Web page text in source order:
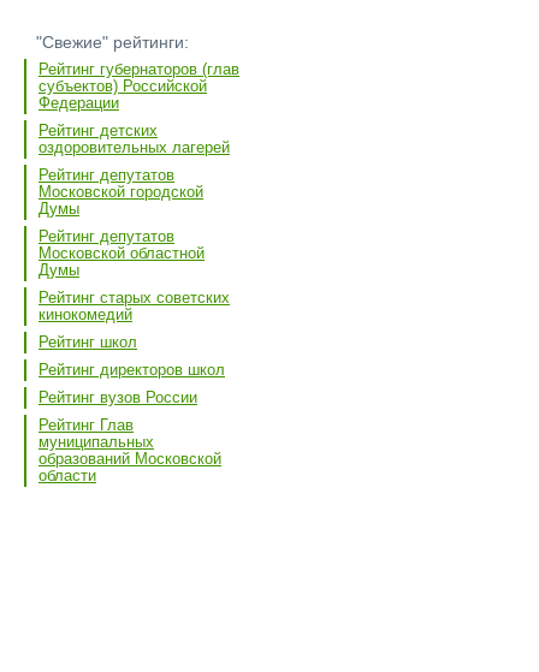
"Свежие" рейтинги:
Рейтинг губернаторов (глав
субъектов) Российской
Федерации
Рейтинг детских
оздоровительных лагерей
Рейтинг депутатов
Московской городской
Думы
Рейтинг депутатов
Московской областной
Думы
Рейтинг старых советских
кинокомедий
Рейтинг школ
Рейтинг директоров школ
Рейтинг вузов России
Рейтинг Глав
муниципальных
образований Московской
области